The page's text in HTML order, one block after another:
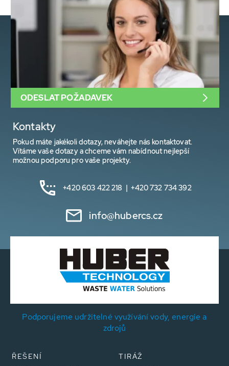
Kontakty
Pokud máte jakékoli dotazy, neváhejte nás kontaktovat.
Vítáme vaše dotazy a chceme vám nabídnout nejlepší
možnou podporu pro vaše projekty.
+420 603 422 218 | +420 732 734 392
info@hubercs.cz
ODESLAT POŽADAVEK
Podporujeme udržitelné využívání vody, energie a
zdrojů
ŘEŠENÍ
TIRÁŽ